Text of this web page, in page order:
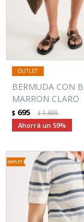
BERMUDA CON
MARRON CLARO
$ 695 $1.699
59